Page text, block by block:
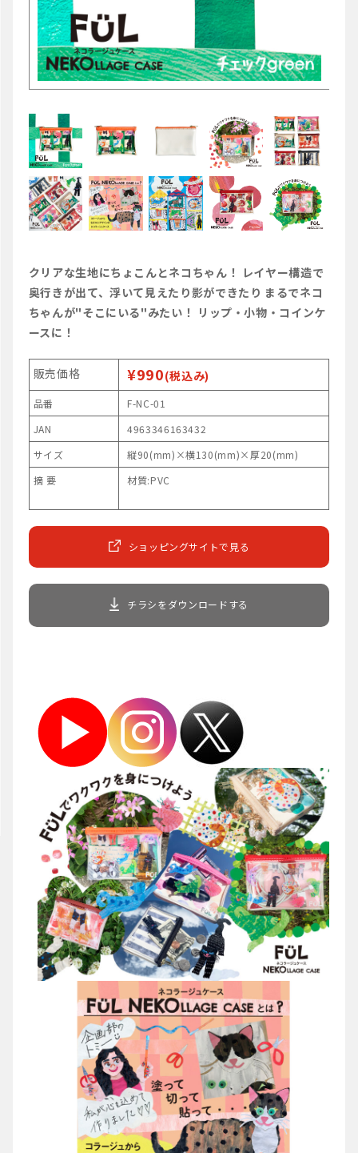
クリアな生地にちょこんとネコちゃん！ レイヤー構造で
奥行きが出て、浮いて見えたり影ができたり まるでネコ
ちゃんが"そこにいる"みたい！ リップ・小物・コインケ
ースに！
販売価格 ¥990(税込み)
品番
F-NC-01
JAN
4963346163432
サイズ
縦90(mm)×横130(mm)×厚20(mm)
摘 要
材質:PVC
ショッピングサイトで見る
チラシをダウンロードする